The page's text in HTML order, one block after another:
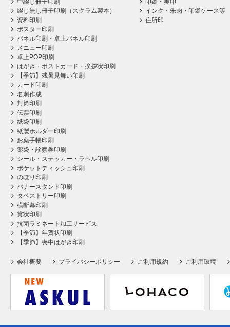
中綴じ冊子印刷
綴じ無し冊子印刷（スクラム製本）
資料印刷
ポスター印刷
パネル印刷・卓上パネル印刷
メニュー印刷
卓上POP印刷
はがき・ポストカード・挨拶状印刷
【季節】残暑見舞い印刷
カード印刷
名刺作成
封筒印刷
伝票印刷
紙袋印刷
紙製ホルダー印刷
お薬手帳印刷
薬袋・診察券印刷
シール・ステッカー・ラベル印刷
ポケットティッシュ印刷
のぼり印刷
バナースタンド印刷
タペストリー印刷
横断幕印刷
賞状印刷
抗菌ラミネート加工サービス
【季節】年賀状印刷
【季節】喪中はがき印刷
印鑑・実印
インク・朱肉・印鑑ケース等
住所印
会社概要 プライバシーポリシー ご利用規約 ご利用環境